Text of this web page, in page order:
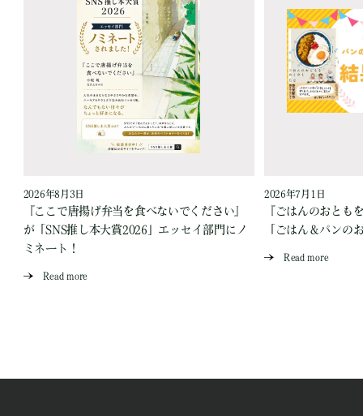
2026年8月3日
『ここで唐揚げ弁当を食べないでください』
が「SNS推し本大賞2026」エッセイ部門にノ
ミネート！
Read more
2026年7月1日
『ごはんのおとも
「ごはん＆パンの
Read more